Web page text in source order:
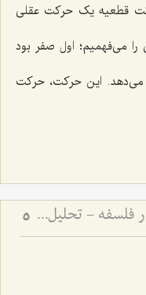
قطعیه یک حرکت عقلی
می‌فهمیم؛ اول صفر بود
این حرکت، حرکت
تبیین حرکت توسطیه و قطعیه در فلسفه - تحلیل نسبت فعلیت و قوه در حرکت‌های تدریجی 5